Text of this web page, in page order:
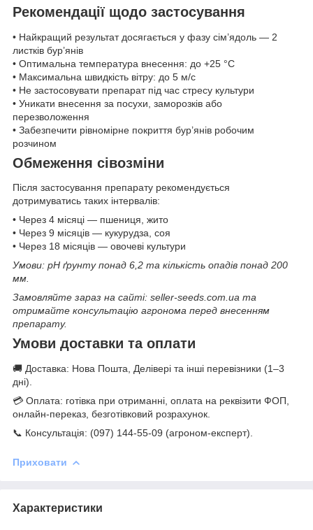
Рекомендації щодо застосування
• Найкращий результат досягається у фазу сім’ядоль — 2
листків бур’янів
• Оптимальна температура внесення: до +25 °C
• Максимальна швидкість вітру: до 5 м/с
• Не застосовувати препарат під час стресу культури
• Уникати внесення за посухи, заморозків або
перезволоження
• Забезпечити рівномірне покриття бур’янів робочим
розчином
Обмеження сівозміни
Після застосування препарату рекомендується
дотримуватись таких інтервалів:
• Через 4 місяці — пшениця, жито
• Через 9 місяців — кукурудза, соя
• Через 18 місяців — овочеві культури
Умови: pH ґрунту понад 6,2 та кількість опадів понад 200
мм.
Замовляйте зараз на сайті: seller-seeds.com.ua та
отримайте консультацію агронома перед внесенням
препарату.
Умови доставки та оплати
🚚 Доставка: Нова Пошта, Делівері та інші перевізники (1–3
дні).
💳 Оплата: готівка при отриманні, оплата на реквізити ФОП,
онлайн-переказ, безготівковий розрахунок.
📞 Консультація: (097) 144-55-09 (агроном-експерт).
Приховати
Характеристики